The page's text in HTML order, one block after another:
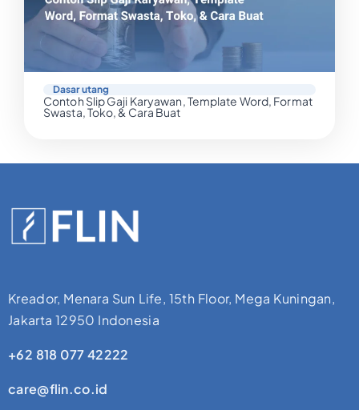
Dasar utang
Contoh Slip Gaji Karyawan, Template Word, Format
Swasta, Toko, & Cara Buat
Kreador, Menara Sun Life, 15th Floor, Mega Kuningan,
Jakarta 12950 Indonesia
+62 818 077 42222
care@flin.co.id